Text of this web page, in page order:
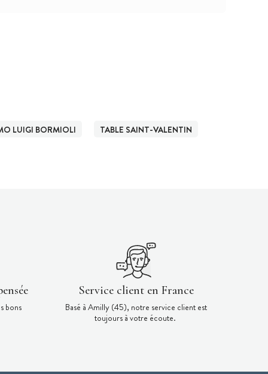
LUIGI BORMIOLI TABLE SAINT-VALENTIN
bons
Service client en France
Basé à Amilly (45), notre service client est
toujours à votre écoute.